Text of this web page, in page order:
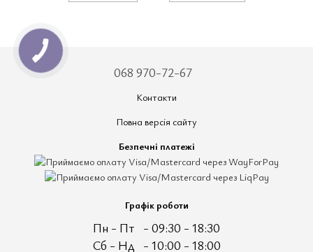
068 970-72-67
Контакти
Повна версія сайту
Безпечні платежі
Графік роботи
Пн - Пт - 09:30 - 18:30
Сб - Нд - 10:00 - 18:00